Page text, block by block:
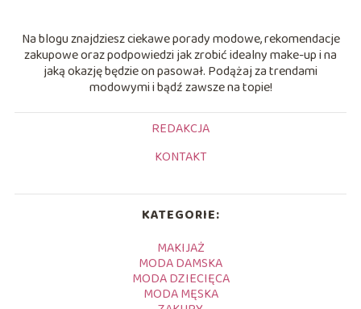
Na blogu znajdziesz ciekawe porady modowe, rekomendacje
zakupowe oraz podpowiedzi jak zrobić idealny make-up i na
jaką okazję będzie on pasował. Podążaj za trendami
modowymi i bądź zawsze na topie!
REDAKCJA
KONTAKT
KATEGORIE:
MAKIJAŻ
MODA DAMSKA
MODA DZIECIĘCA
MODA MĘSKA